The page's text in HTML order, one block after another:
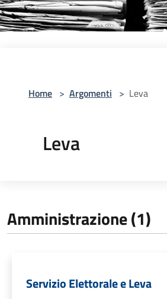
Home > Argomenti > Leva
Leva
Amministrazione (1)
Servizio Elettorale e Leva